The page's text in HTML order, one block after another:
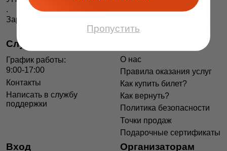
Пропустить
.
Зарегистрирован в Торговом реестре РБ 04.06.2014 г.
Служба поддержки
График работы:
9:00-17:00
Контакты
Написать в службу
поддержки
О нас
Правила оказания услуг
Как купить билет?
Как вернуть?
Политика безопасности
Точки продаж
Подарочные сертификаты
Вход Организаторам